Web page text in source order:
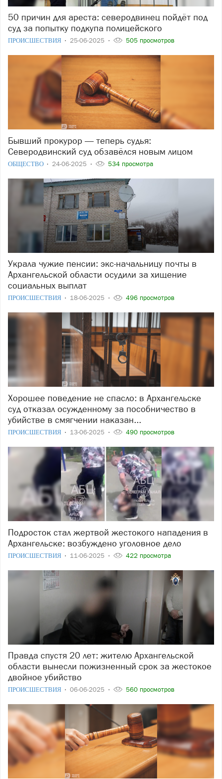
50 причин для ареста: северодвинец пойдёт под
суд за попытку подкупа полицейского
ПРОИСШЕСТВИЯ 25-06-2025 505 просмотров
Бывший прокурор — теперь судья:
Северодвинский суд обзавёлся новым лицом
ОБЩЕСТВО 24-06-2025 534 просмотра
Украла чужие пенсии: экс-начальницу почты в
Архангельской области осудили за хищение
социальных выплат
ПРОИСШЕСТВИЯ 18-06-2025 496 просмотров
Хорошее поведение не спасло: в Архангельске
суд отказал осужденному за пособничество в
убийстве в смягчении наказан...
ПРОИСШЕСТВИЯ 13-06-2025 490 просмотров
Подросток стал жертвой жестокого нападения в
Архангельске: возбуждено уголовное дело
ПРОИСШЕСТВИЯ 11-06-2025 422 просмотра
Правда спустя 20 лет: жителю Архангельской
области вынесли пожизненный срок за жестокое
двойное убийство
ПРОИСШЕСТВИЯ 06-06-2025 560 просмотров